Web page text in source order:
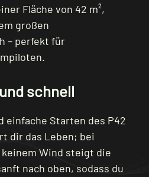
Fläche von 42 m²,
großen
– perfekt für
schnell
einfache Starten des P42
dir das Leben; bei
Wind steigt die
nach oben, sodass du